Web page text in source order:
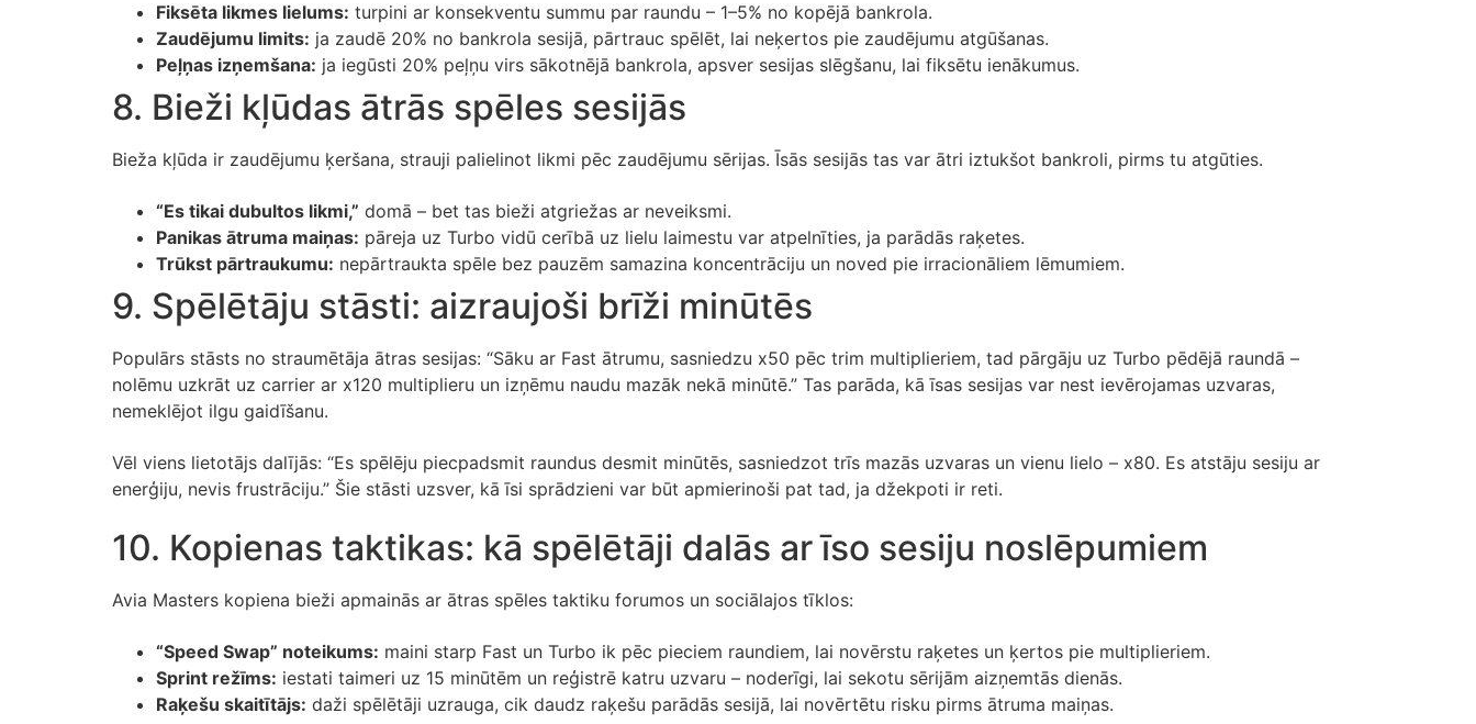
Fiksēta likmes lielums: turpini ar konsekventu summu par raundu – 1–5% no kopējā bankrola.
Zaudējumu limits: ja zaudē 20% no bankrola sesijā, pārtrauc spēlēt, lai neķertos pie zaudējumu atgūšanas.
Peļņas izņemšana: ja iegūsti 20% peļņu virs sākotnējā bankrola, apsver sesijas slēgšanu, lai fiksētu ienākumus.
8. Bieži kļūdas ātrās spēles sesijās
Bieža kļūda ir zaudējumu ķeršana, strauji palielinot likmi pēc zaudējumu sērijas. Īsās sesijās tas var ātri iztukšot bankroli, pirms tu atgūties.
“Es tikai dubultos likmi,” domā – bet tas bieži atgriežas ar neveiksmi.
Panikas ātruma maiņas: pāreja uz Turbo vidū cerībā uz lielu laimestu var atpelnīties, ja parādās raķetes.
Trūkst pārtraukumu: nepārtraukta spēle bez pauzēm samazina koncentrāciju un noved pie irracionāliem lēmumiem.
9. Spēlētāju stāsti: aizraujoši brīži minūtēs
Populārs stāsts no straumētāja ātras sesijas: “Sāku ar Fast ātrumu, sasniedzu x50 pēc trim multiplieriem, tad pārgāju uz Turbo pēdējā raundā –
nolēmu uzkrāt uz carrier ar x120 multiplieru un izņēmu naudu mazāk nekā minūtē.” Tas parāda, kā īsas sesijas var nest ievērojamas uzvaras,
nemeklējot ilgu gaidīšanu.
Vēl viens lietotājs dalījās: “Es spēlēju piecpadsmit raundus desmit minūtēs, sasniedzot trīs mazās uzvaras un vienu lielo – x80. Es atstāju sesiju ar
enerģiju, nevis frustrāciju.” Šie stāsti uzsver, kā īsi sprādzieni var būt apmierinoši pat tad, ja džekpoti ir reti.
10. Kopienas taktikas: kā spēlētāji dalās ar īso sesiju noslēpumiem
Avia Masters kopiena bieži apmainās ar ātras spēles taktiku forumos un sociālajos tīklos:
“Speed Swap” noteikums: maini starp Fast un Turbo ik pēc pieciem raundiem, lai novērstu raķetes un ķertos pie multiplieriem.
Sprint režīms: iestati taimeri uz 15 minūtēm un reģistrē katru uzvaru – noderīgi, lai sekotu sērijām aizņemtās dienās.
Raķešu skaitītājs: daži spēlētāji uzrauga, cik daudz raķešu parādās sesijā, lai novērtētu risku pirms ātruma maiņas.